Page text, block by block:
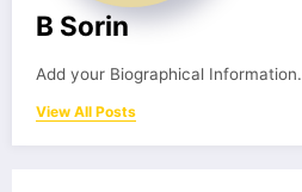
B Sorin
Add your Biographical Information.
View All Posts